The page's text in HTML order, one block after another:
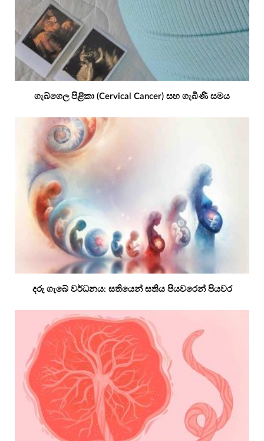
ගැබ්ගෙල පිළිකා (Cervical Cancer) සහ ගැබිණි සමය
දරු ගැබේ වර්ධනය: සතියෙන් සතිය පියවරෙන් පියවර